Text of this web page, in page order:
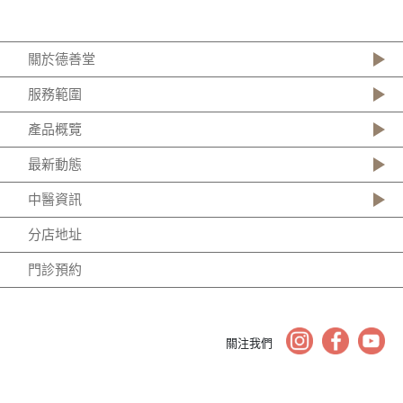
關於德善堂
服務範圍
產品概覽
最新動態
中醫資訊
分店地址
門診預約
關注我們